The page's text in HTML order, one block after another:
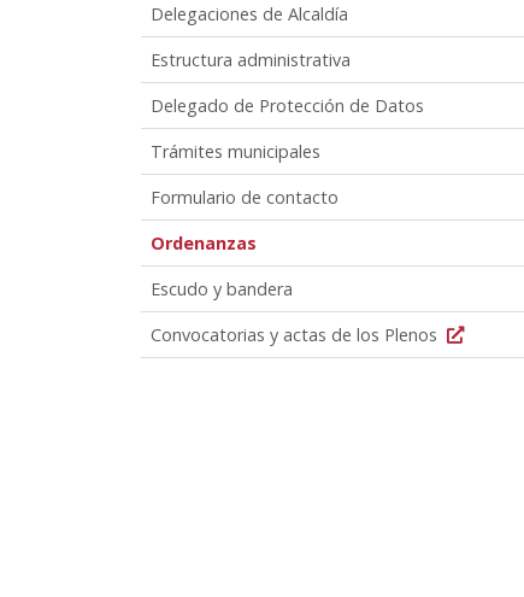
Delegaciones de Alcaldía
Estructura administrativa
Delegado de Protección de Datos
Trámites municipales
Formulario de contacto
Ordenanzas
Escudo y bandera
Convocatorias y actas de los Plenos